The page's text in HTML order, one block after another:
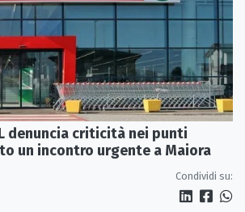
denuncia criticità nei punti
un incontro urgente a Maiora
Condividi su: